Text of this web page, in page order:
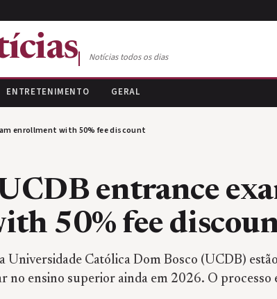
Notícias todos os dias
ENTRETENIMENTO GERAL
enrollment with 50% fee discount
entrance
50% fee
Universidade Católica Dom Bosco (UCDB) estão
no ensino superior ainda em 2026. O processo